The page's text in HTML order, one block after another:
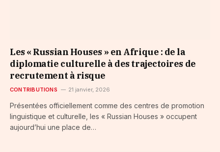
Les « Russian Houses » en Afrique : de la
diplomatie culturelle à des trajectoires de
recrutement à risque
CONTRIBUTIONS 21 janvier, 2026
Présentées officiellement comme des centres de promotion
linguistique et culturelle, les « Russian Houses » occupent
aujourd’hui une place de…